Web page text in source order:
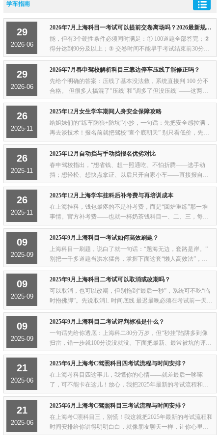
学车指南
29
2026-06
2026年7月上海科目一考试可以提前交卷离场吗？2026最新规则详解
能，但有3个硬性条件必须同时满足：① 100道题全部答完；②
得分达到90分及以上；③ 交卷时间不能早于考试结束前30分
钟。三个条件缺一不可，否则系统不允许你"提前"走。下面一
条条跟你掰扯清楚。可以提前交卷，但有3...
29
2026-06
2026年7月春申驾校解析科目三靠边停车压线了能修正吗？
先给个明确的答案：压线了基本没法救，系统直接判 100 分不
合格。 但很多人搞混了"压线"和"调多了但没压线"——这两种
情况是完全不同的结局。下面把这事儿掰开说清楚。5 个关键要
点（看完能避开 90% 的坑）< 30cm 不...
26
2025-11
2025年12月女生学车期间人身安全保障攻略
给姐妹们的“练车防狼+防坑”小抄，一句话：先把安全感拉满，
再去谈技术！报名前就把驾校“查个底朝天” 别只看低价，先跑
一趟训练场：有没有路灯、有没有围栏、有没有女教练、晚上
几点关门。正规驾校都挂“道路运输...
26
2025-11
2025年12月自动挡与手动挡报名优劣对比
春申驾校指出，“想省钱、想一照通吃、不怕折腾——选手动
挡；想轻松、想快点拿证、以后只开自家小车——直接报自动
挡。”下面给你拆开唠唠：学车体验 手动挡 = 左脚离合＋右手换
挡＋油离配合，坡道起步熄火是日常，...
26
2025-11
2025年12月上海学车挂科后补考费与再培训成本
在上海挂科，钱包最疼的不是补考费，而是“回炉重练”那一堆
事情。官方补考费——也就一杯奶茶钱科目一、二、三，每次
统一 40 块，直接在“交管12123”APP 里自己交，车管所明码标
价，没人敢多收 。科目四免费随便考...
09
2025-09
2025年9月上海科目一考试如何高效刷题？
上海科目一刷题，说白了就一句话：“题海无边，套路是岸。”
别把一千多道题当洪水猛兽，掌握下面这套“懒人高效法”，保
你7-10天搞定，90分稳过。先别傻刷，先“扫雷”——看一遍高频
考点1. 扣分题：酒驾、超速、伪...
09
2025-09
2025年9月上海科目二考试可以取消或改期吗？
可以取消，也可以改期，但别拖到“最后一秒”，系统可不吃“临
时抱佛脚”。先说取消1. 时间底线 最迟最晚必须在考试前一天1
8:00前操作，过了这个点儿，系统直接锁死，想取消只能去车管
所窗口，而且当天是万万不能取消...
09
2025-09
2025年9月上海科目二考试评判标准是什么？
一句话先给你透底：上海科二80分万岁，但“秒挂”陷阱多到像
扫雷，错一步就100分说没就没。下面把最新、最常被坑的评判
标准，用“人话”给你拆开讲——背下来，考试心里就有谱。
一、通用“红线”——碰就死1. 不系安...
21
2025-06
2025年6月上海考C驾照科目四考试流程与时间安排？
在上海考科目四这事儿，我懂你的心情——就差最后一哆嗦
了，可不能卡在这儿！放心，我把2025年最新的考试流程和时
间安排给你理得明明白白，保你心里有底、考试不慌~一、时间
安排——抢好场次，别迟到！上海科目四每天...
21
2025-06
2025年6月上海考C驾照科目三考试流程与时间安排？
在上海考C照科目三，别慌！我这就把2025年最新的考试流程和
时间安排给你讲得明明白白，就像朋友聊天一样，让你心里有
底，考试不慌~考试项目：科目三考的是“马路实战”，关键在细